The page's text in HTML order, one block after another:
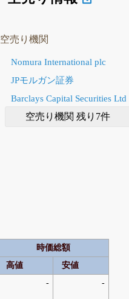
空売り機関
Nomura International plc
JPモルガン証券
Barclays Capital Securities Ltd
空売り機関 残り7件
時価総額
高値
安値
- -